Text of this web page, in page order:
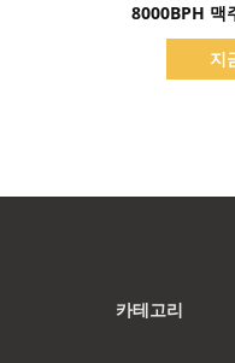
8000BPH 맥
지
카테고리